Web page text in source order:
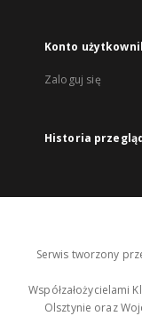
Konto
Zaloguj się
Historia
Serwis tworzony
Współzałożycielami
Olsztynie oraz